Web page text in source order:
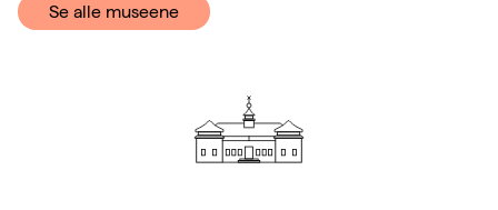
Se alle museene